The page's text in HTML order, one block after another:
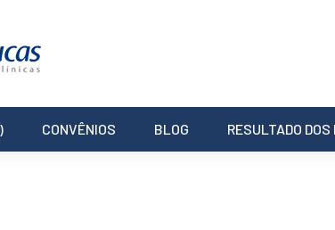
CONVÊNIOS BLOG RESULTADO